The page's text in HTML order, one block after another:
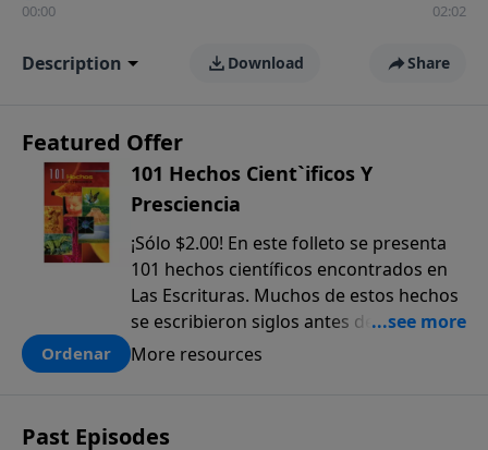
00:00 02:02
Description Download Share
Featured Offer
101 Hechos Cient`ificos Y
Presciencia
¡Sólo $2.00! En este folleto se presenta
101 hechos científicos encontrados en
Las Escrituras. Muchos de estos hechos
se escribieron siglos antes de que
fueran descubiertos. El anticipado
más a la prueba colectiva de que la
Ordenar More resources
Past Episodes